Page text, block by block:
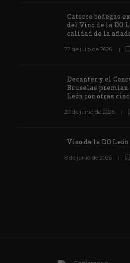
Catorce bodegas
del Vino de la DO
calidad de la
22 de julio de 2026
Decanter y el
Bruselas premian
León con otras
20 de junio de 2026
Vino de la DO
8 de junio de 2026